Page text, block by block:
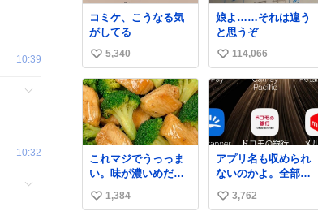
10:39
10:32
キロも走り続けてい
たという。
コミケ、こうなる気
がしてる
い
い
ね
数
5,340
娘よ……それは違う
と思うぞ
い
い
ね
数
114,066
これマジでうっっま
い。味が濃いめだか
ら満足感エグいし1週
間で3キロ痩せた😭
い
1,384
アプリ名も収められ
ないのかよ。全部ダ
サくて本当に凄い。
https://t.co/LemyLG
yVkR
い
3,762